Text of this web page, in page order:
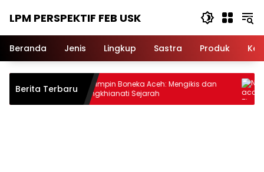
LPM PERSPEKTIF FEB USK
Beranda Jenis Lingkup Sastra Produk
Berita TerbaruPemimpin Boneka Aceh: Mengikis dan
Mengkhianati Sejarah
Ayam,